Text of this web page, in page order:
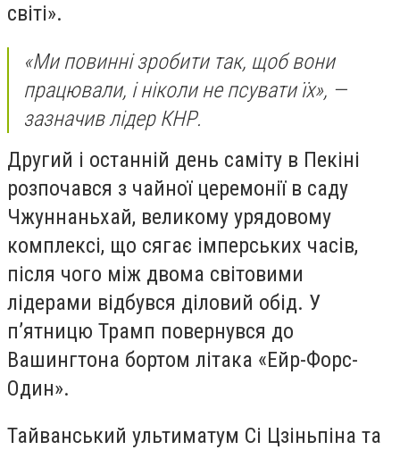
світі».
«Ми повинні зробити так, щоб вони
працювали, і ніколи не псувати їх», —
зазначив лідер КНР.
Другий і останній день саміту в Пекіні
розпочався з чайної церемонії в саду
Чжуннаньхай, великому урядовому
комплексі, що сягає імперських часів,
після чого між двома світовими
лідерами відбувся діловий обід. У
п’ятницю Трамп повернувся до
Вашингтона бортом літака «Ейр-Форс-
Один».
Тайванський ультиматум Сі Цзіньпіна та